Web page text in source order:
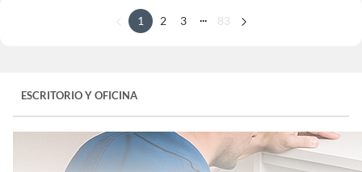
1 2 3 ... 83
ESCRITORIO Y OFICINA